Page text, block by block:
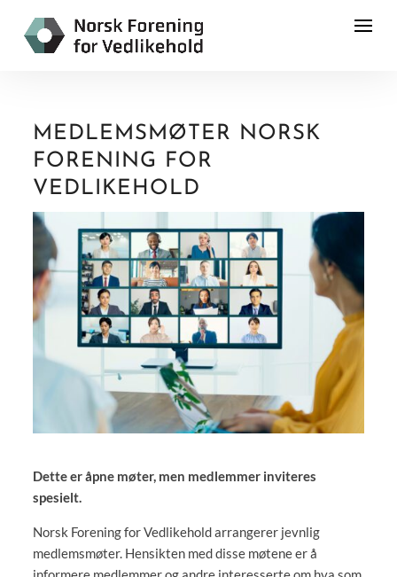
MEDLEMSMØTER NORSK
FORENING FOR
VEDLIKEHOLD
Dette er åpne møter, men medlemmer inviteres
spesielt.
Norsk Forening for Vedlikehold arrangerer jevnlig
medlemsmøter. Hensikten med disse møtene er å